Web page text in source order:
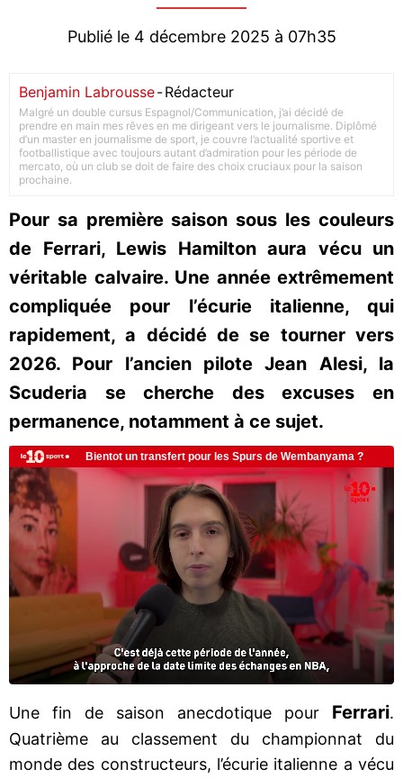
Publié le 4 décembre 2025 à 07h35
Benjamin Labrousse-Rédacteur
Malgré un double cursus Espagnol/Communication, j’ai décidé de
prendre en main mes rêves en me dirigeant vers le journalisme. Diplômé
d’un master en journalisme de sport, je couvre l’actualité sportive et
footballistique avec toujours autant d’admiration pour les période de
mercato, où un club se doit de faire des choix cruciaux pour la saison
prochaine.
Pour sa première saison sous les couleurs
de Ferrari, Lewis Hamilton aura vécu un
véritable calvaire. Une année extrêmement
compliquée pour l’écurie italienne, qui
rapidement, a décidé de se tourner vers
2026. Pour l’ancien pilote Jean Alesi, la
Scuderia se cherche des excuses en
permanence, notamment à ce sujet.
Une fin de saison anecdotique pour Ferrari.
Quatrième au classement du championnat du
monde des constructeurs, l’écurie italienne a vécu